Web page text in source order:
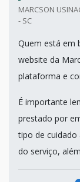
MARCSON
- SC
Quem está em
website da
plataforma e
É importante
prestado por
tipo de cuidado
do serviço,